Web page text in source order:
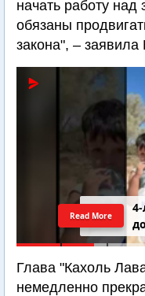
начать работу над
обязаны
закона", –
Read More
Глава "Кахоль
немедленно